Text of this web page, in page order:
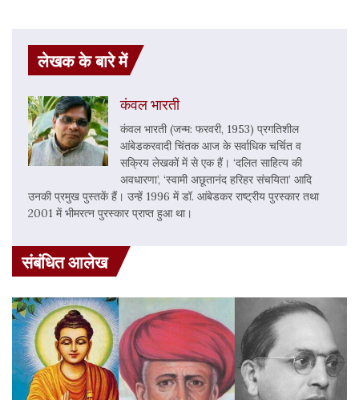
लेखक के बारे में
कंवल भारती
कंवल भारती (जन्म: फरवरी, 1953) प्रगतिशील
आंबेडकरवादी चिंतक आज के सर्वाधिक चर्चित व
सक्रिय लेखकों में से एक हैं। ‘दलित साहित्य की
अवधारणा’, ‘स्वामी अछूतानंद हरिहर संचयिता’ आदि
उनकी प्रमुख पुस्तकें हैं। उन्हें 1996 में डॉ. आंबेडकर राष्ट्रीय पुरस्कार तथा
2001 में भीमरत्न पुरस्कार प्राप्त हुआ था।
संबंधित आलेख